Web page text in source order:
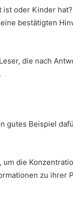
ist oder Kinder
bestätigten
die nach
gutes Beispiel
die
zu ihrer